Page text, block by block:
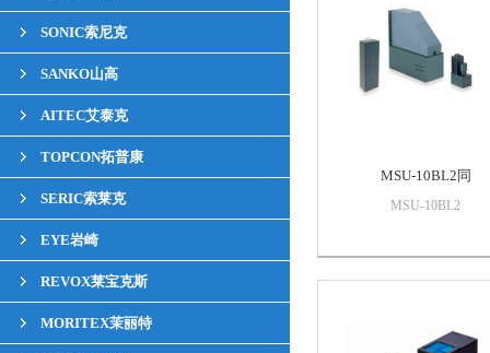
SONIC索尼克
SANKO山高
AITEC艾泰克
TOPCON拓普康
SERIC索莱克
EYE岩崎
REVOX莱宝克斯
MORITEX茉丽特
MSU-10BL2同
MSU-10BL2